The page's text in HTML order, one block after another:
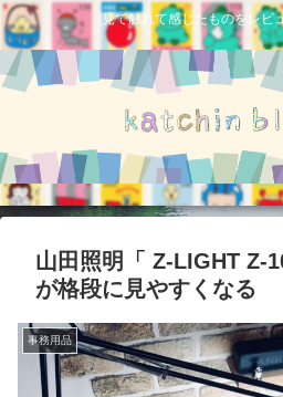
見て触れて感じたものをレビ
山田照明「 Z-LIGHT Z-
が格段に見やすくなる
事務用品